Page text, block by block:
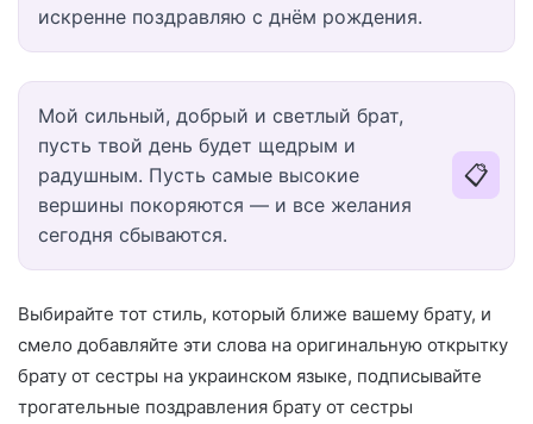
искренне поздравляю с днём рождения.
Мой сильный, добрый и светлый брат,
пусть твой день будет щедрым и
радушным. Пусть самые высокие
вершины покоряются — и все желания
сегодня сбываются.
📋
Выбирайте тот стиль, который ближе вашему брату, и
смело добавляйте эти слова на оригинальную открытку
брату от сестры на украинском языке, подписывайте
трогательные поздравления брату от сестры